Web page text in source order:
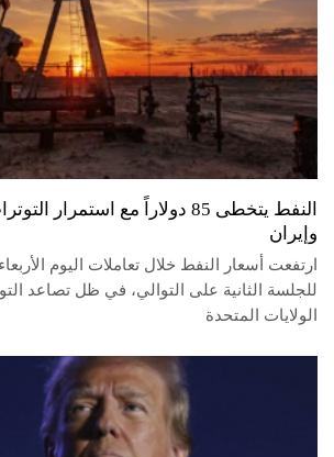
النفط يتخطى 85 دولاراً مع استمرار
وإيران
ارتفعت أسعار النفط خلال تعاملات اليوم
للجلسة الثانية على التوالي، في ظل تصاعد
الولايات المتحدة